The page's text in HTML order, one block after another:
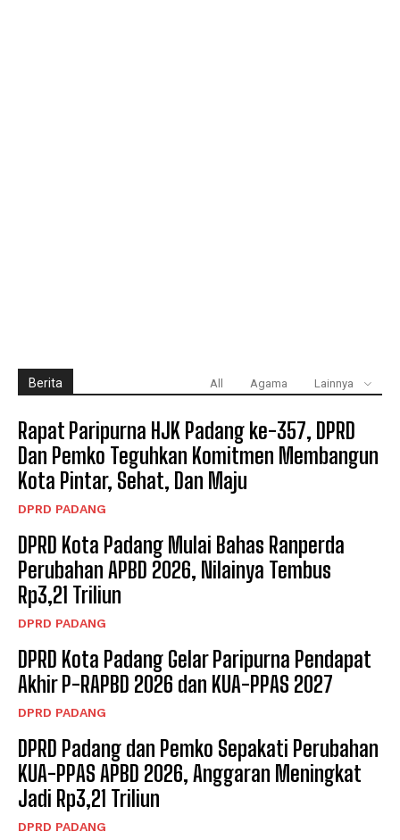
Berita All Agama Lainnya
Rapat Paripurna HJK Padang ke-357, DPRD
Dan Pemko Teguhkan Komitmen Membangun
Kota Pintar, Sehat, Dan Maju
DPRD PADANG
DPRD Kota Padang Mulai Bahas Ranperda
Perubahan APBD 2026, Nilainya Tembus
Rp3,21 Triliun
DPRD PADANG
DPRD Kota Padang Gelar Paripurna Pendapat
Akhir P-RAPBD 2026 dan KUA-PPAS 2027
DPRD PADANG
DPRD Padang dan Pemko Sepakati Perubahan
KUA-PPAS APBD 2026, Anggaran Meningkat
Jadi Rp3,21 Triliun
DPRD PADANG